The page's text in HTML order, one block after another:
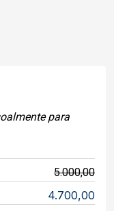
para
5.000,00
4.700,00